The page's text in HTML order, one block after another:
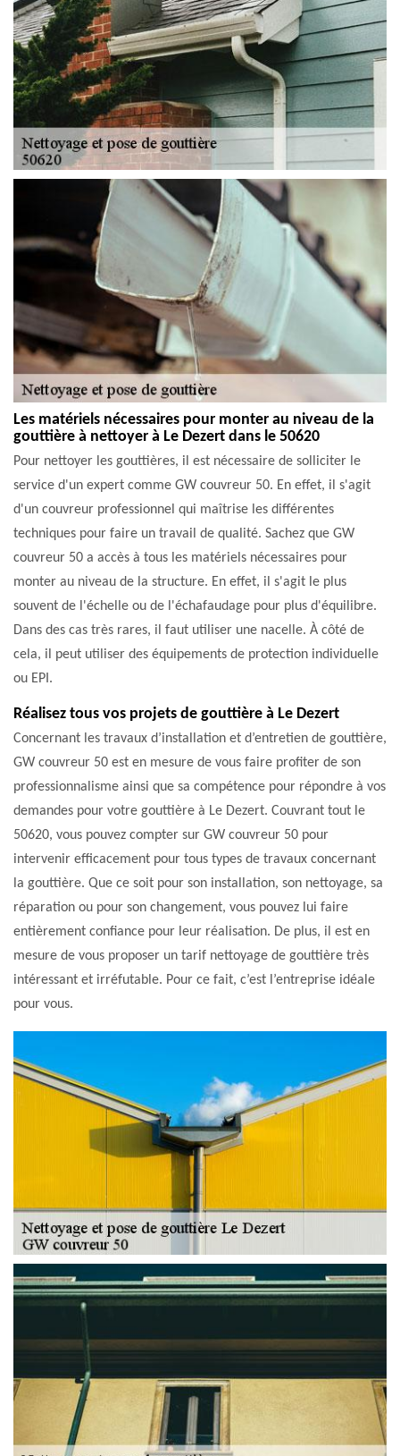
Les matériels nécessaires pour monter au niveau de la
gouttière à nettoyer à Le Dezert dans le 50620
Pour nettoyer les gouttières, il est nécessaire de solliciter le
service d'un expert comme GW couvreur 50. En effet, il s'agit
d'un couvreur professionnel qui maîtrise les différentes
techniques pour faire un travail de qualité. Sachez que GW
couvreur 50 a accès à tous les matériels nécessaires pour
monter au niveau de la structure. En effet, il s'agit le plus
souvent de l'échelle ou de l'échafaudage pour plus d'équilibre.
Dans des cas très rares, il faut utiliser une nacelle. À côté de
cela, il peut utiliser des équipements de protection individuelle
ou EPI.
Réalisez tous vos projets de gouttière à Le Dezert
Concernant les travaux d’installation et d’entretien de gouttière,
GW couvreur 50 est en mesure de vous faire profiter de son
professionnalisme ainsi que sa compétence pour répondre à vos
demandes pour votre gouttière à Le Dezert. Couvrant tout le
50620, vous pouvez compter sur GW couvreur 50 pour
intervenir efficacement pour tous types de travaux concernant
la gouttière. Que ce soit pour son installation, son nettoyage, sa
réparation ou pour son changement, vous pouvez lui faire
entièrement confiance pour leur réalisation. De plus, il est en
mesure de vous proposer un tarif nettoyage de gouttière très
intéressant et irréfutable. Pour ce fait, c’est l’entreprise idéale
pour vous.